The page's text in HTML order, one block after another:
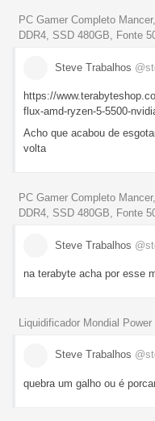
PC Gamer Completo
DDR4, SSD 480GB, Fonte
Steve Trabalhos
https://
flux-amd-ryzen-5-5500-
Acho que acabou de
volta
PC Gamer Completo
DDR4, SSD 480GB, Fonte
Steve Trabalhos
na terabyte acha por esse
Liquidificador Mondial
Steve Trabalhos
quebra um galho ou é